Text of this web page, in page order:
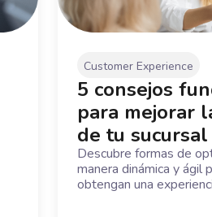
Customer Experience
5 consejos
para mejorar
de tu sucursal
Descubre formas de
manera dinámica y ágil
obtengan una